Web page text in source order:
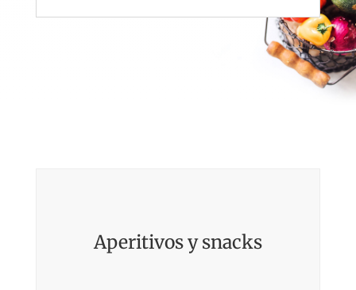
Aperitivos y snacks